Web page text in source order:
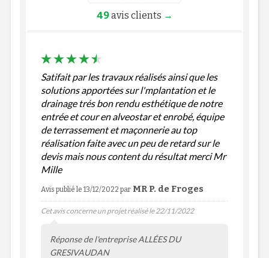
49avis clients →
Satifait par les travaux réalisés ainsi que les
solutions apportées sur l'mplantation et le
drainage trés bon rendu esthétique de notre
entrée et cour en alveostar et enrobé, équipe
de terrassement et maçonnerie au top
réalisation faite avec un peu de retard sur le
devis mais nous content du résultat merci Mr
Mille
Avis publié le 13/12/2022 par MR P. de Froges
Cet avis concerne un projet réalisé le 22/11/2022
Réponse de l'entreprise ALLÉES DU
GRESIVAUDAN